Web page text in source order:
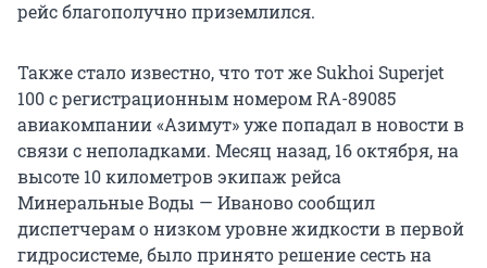
рейс благополучно приземлился.
Также стало известно, что тот же Sukhoi Superjet
100 с регистрационным номером RA-89085
авиакомпании «Азимут» уже попадал в новости в
связи с неполадками. Месяц назад, 16 октября, на
высоте 10 километров экипаж рейса
Минеральные Воды — Иваново сообщил
диспетчерам о низком уровне жидкости в первой
гидросистеме, было принято решение сесть на